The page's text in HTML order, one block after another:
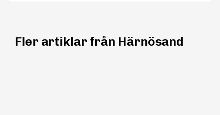
Fler artiklar från Härnösand